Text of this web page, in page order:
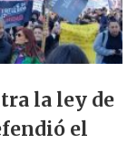
la ley de
el